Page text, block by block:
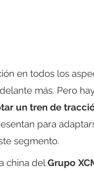
en todos los
más. Pero
un tren de
para
segmento.
china delGrupo